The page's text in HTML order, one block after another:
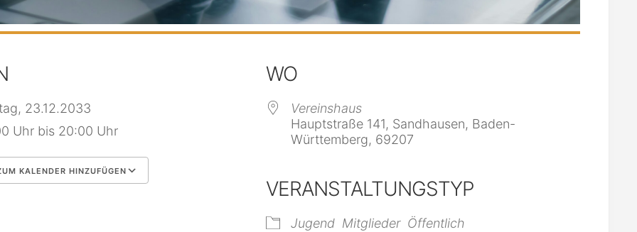
23.12.2033
Uhr bis 20:00 Uhr
KALENDER HINZUFÜGEN
iCalendar
WO
Vereinshaus
Hauptstraße 141, Sandhausen, Baden-
Württemberg, 69207
VERANSTALTUNGSTYP
Jugend Mitglieder Öffentlich